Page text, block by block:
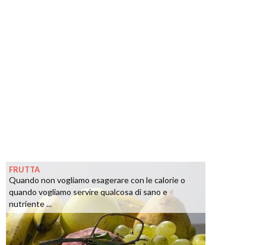
FRUTTA
Quando non vogliamo esagerare con le calorie o
quando vogliamo servire qualcosa di sano e
nutriente ...